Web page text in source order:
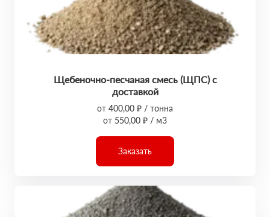
Щебеночно-песчаная смесь (ЩПС) с
доставкой
от 400,00 ₽ / тонна
от 550,00 ₽ / м3
Заказать